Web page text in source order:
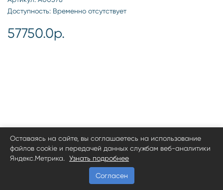
Доступность: Временно отсутствует
57750.0р.
Оставаясь на сайте, вы соглашаетесь на использование
файлов cookie и передачей данных службам веб-аналитики
Яндекс.Метрика.
Узнать подробнее
Согласен